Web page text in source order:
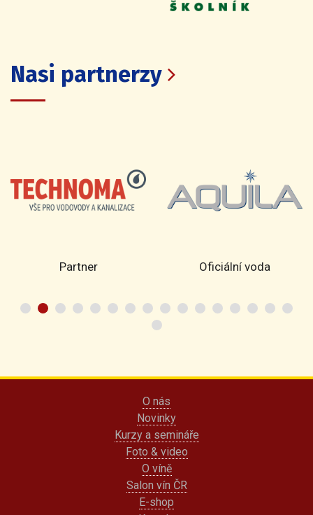
Nasi partnerzy
Partner Oficiální voda
O nás
Novinky
Kurzy a semináře
Foto & video
O víně
Salon vín ČR
E-shop